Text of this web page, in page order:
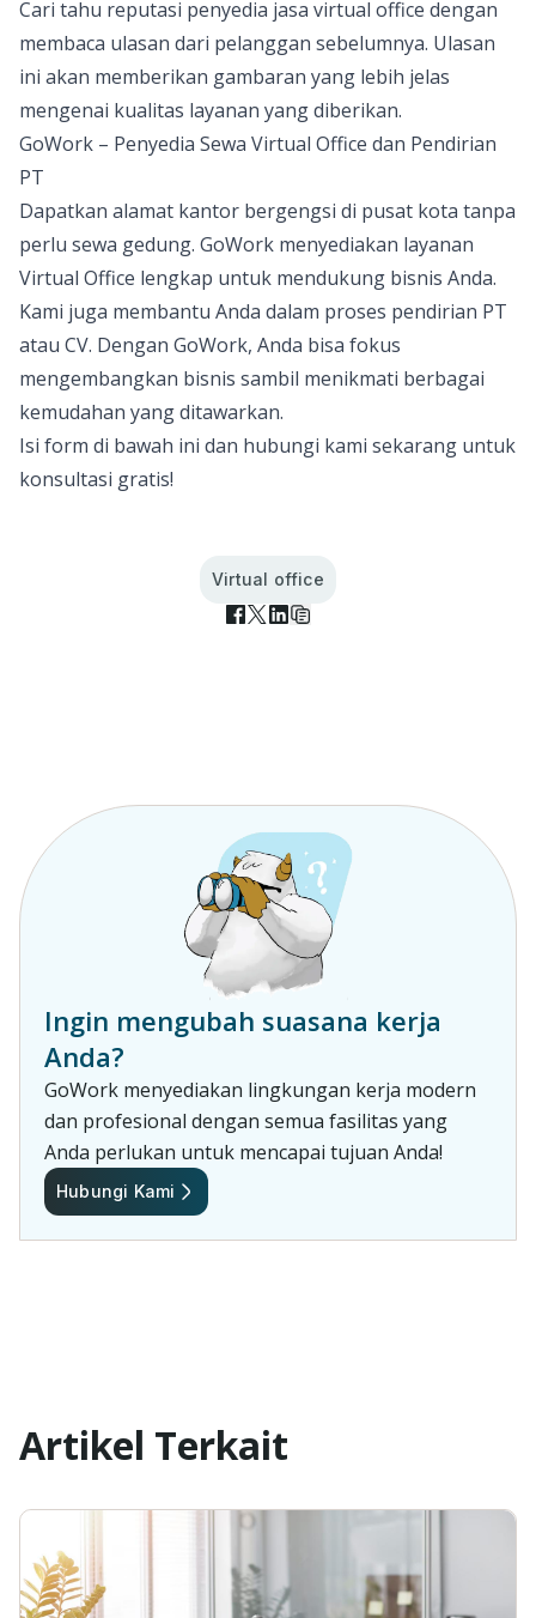
Cari tahu reputasi penyedia jasa virtual office dengan
membaca ulasan dari pelanggan sebelumnya. Ulasan
ini akan memberikan gambaran yang lebih jelas
mengenai kualitas layanan yang diberikan.
GoWork – Penyedia Sewa Virtual Office dan Pendirian
PT
Dapatkan alamat kantor bergengsi di pusat kota tanpa
perlu sewa gedung. GoWork menyediakan layanan
Virtual Office lengkap untuk mendukung bisnis Anda.
Kami juga membantu Anda dalam proses pendirian PT
atau CV. Dengan GoWork, Anda bisa fokus
mengembangkan bisnis sambil menikmati berbagai
kemudahan yang ditawarkan.
Isi form di bawah ini dan hubungi kami sekarang untuk
konsultasi gratis!
Virtual office
Ingin mengubah suasana kerja
Anda?
GoWork menyediakan lingkungan kerja modern
dan profesional dengan semua fasilitas yang
Anda perlukan untuk mencapai tujuan Anda!
Hubungi Kami
Artikel Terkait